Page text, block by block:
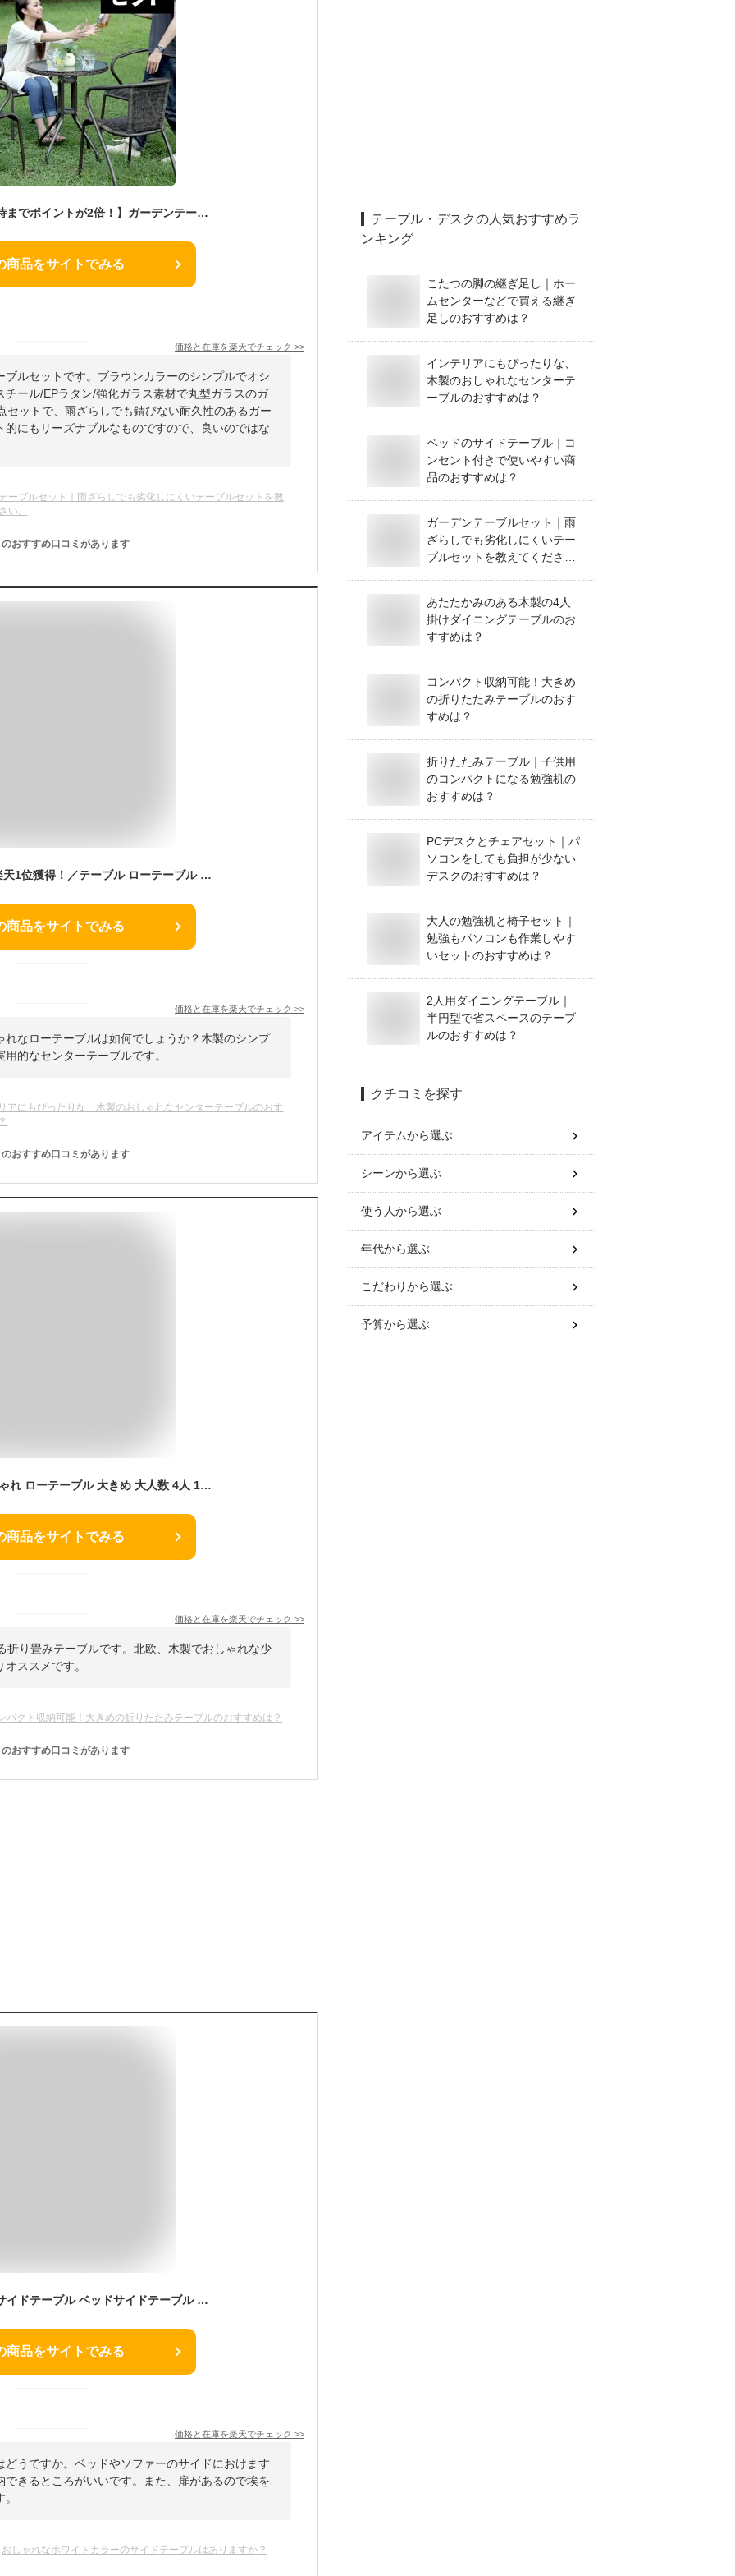
【本日限定！19〜24時までポイントが2倍！】ガーデンテーブル チェア セット ラタン調 ガーデンテーブルセット 屋外 4人 ガーデン テーブルセット おしゃれ 雨ざらし アルミ 軽量 チェアセット 5点 ベランダ ウッドデッキ用 アジアン 人工ラタン チェアセット
商品をサイトでみる
価格と在庫を楽天でチェック >>
ルセットです。ブラウンカラーのシンプルでオシ
ール/EPラタン/強化ガラス素材で丸型ガラスのガ
セットで、雨ざらしでも錆びない耐久性のあるガー
にもリーズナブルなものですので、良いのではな
ーブルセット｜雨ざらしでも劣化しにくいテーブルセットを教
い。
のおすすめ口コミがあります
★期間限定価格★＼楽天1位獲得！／テーブル ローテーブル センターテーブル おしゃれ テーブル おしゃれ 北欧 リビングテーブル ローテーブル 引き出し 引出し 木製 収納 LTD-1148 収納付き コンパクト スリム 一人暮らし 【AR対応】
商品をサイトでみる
価格と在庫を楽天でチェック >>
なローテーブルは如何でしょうか？木製のシンプ
的なセンターテーブルです。
アにもぴったりな、木製のおしゃれなセンターテーブルのおす
のおすすめ口コミがあります
座卓 折りたたみ おしゃれ ローテーブル 大きめ 大人数 4人 120 食事 テーブル 折りたたみ 大きい テーブル 座敷 おしゃれ 北欧 木製 折りたたみテーブル 折り畳みテーブル 折り畳み 丈夫 ちゃぶ台 高さ35cm 6人 リビングテーブル センターテーブル ordy
商品をサイトでみる
価格と在庫を楽天でチェック >>
折り畳みテーブルです。北欧、木製でおしゃれな少
ススメです。
パクト収納可能！大きめの折りたたみテーブルのおすすめは？
のおすすめ口コミがあります
【クーポン配布中】 サイドテーブル ベッドサイドテーブル おしゃれ 北欧 サイドチェスト ベッドテーブル ソファーテーブル 白 ホワイト チェスト モダン マガジンラック 木製 引き出し 収納 コーヒーテーブル 収納棚 ナイトテーブル ベッドサイドチェスト ベッドサイド 収納
商品をサイトでみる
価格と在庫を楽天でチェック >>
うですか。ベッドやソファーのサイドにおけます
きるところがいいです。また、扉があるので埃を
おしゃれなホワイトカラーのサイドテーブルはありますか？
テーブル・デスクの人気おすすめラ
ンキング
こたつの脚の継ぎ足し｜ホー
ムセンターなどで買える継ぎ
足しのおすすめは？
インテリアにもぴったりな、
木製のおしゃれなセンターテ
ーブルのおすすめは？
ベッドのサイドテーブル｜コ
ンセント付きで使いやすい商
品のおすすめは？
ガーデンテーブルセット｜雨
ざらしでも劣化しにくいテー
ブルセットを教えてくださ
あたたかみのある木製の4人
掛けダイニングテーブルのお
すすめは？
コンパクト収納可能！大きめ
の折りたたみテーブルのおす
すめは？
折りたたみテーブル｜子供用
のコンパクトになる勉強机の
おすすめは？
PCデスクとチェアセット｜パ
ソコンをしても負担が少ない
デスクのおすすめは？
大人の勉強机と椅子セット｜
勉強もパソコンも作業しやす
いセットのおすすめは？
2人用ダイニングテーブル｜
半円型で省スペースのテーブ
ルのおすすめは？
クチコミを探す
アイテムから選ぶ
シーンから選ぶ
使う人から選ぶ
年代から選ぶ
こだわりから選ぶ
予算から選ぶ